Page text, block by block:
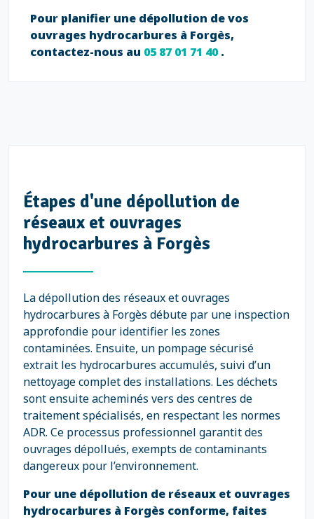
Pour planifier une dépollution de vos
ouvrages hydrocarbures à Forgès,
contactez-nous au 05 87 01 71 40.
Étapes d'une dépollution de
réseaux et ouvrages
hydrocarbures à Forgès
La dépollution des réseaux et ouvrages
hydrocarbures à Forgès débute par une inspection
approfondie pour identifier les zones
contaminées. Ensuite, un pompage sécurisé
extrait les hydrocarbures accumulés, suivi d’un
nettoyage complet des installations. Les déchets
sont ensuite acheminés vers des centres de
traitement spécialisés, en respectant les normes
ADR. Ce processus professionnel garantit des
ouvrages dépollués, exempts de contaminants
dangereux pour l’environnement.
Pour une dépollution de réseaux et ouvrages
hydrocarbures à Forgès conforme, faites